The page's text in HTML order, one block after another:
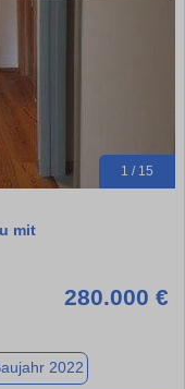
1 / 15
mit
280.000 €
2022